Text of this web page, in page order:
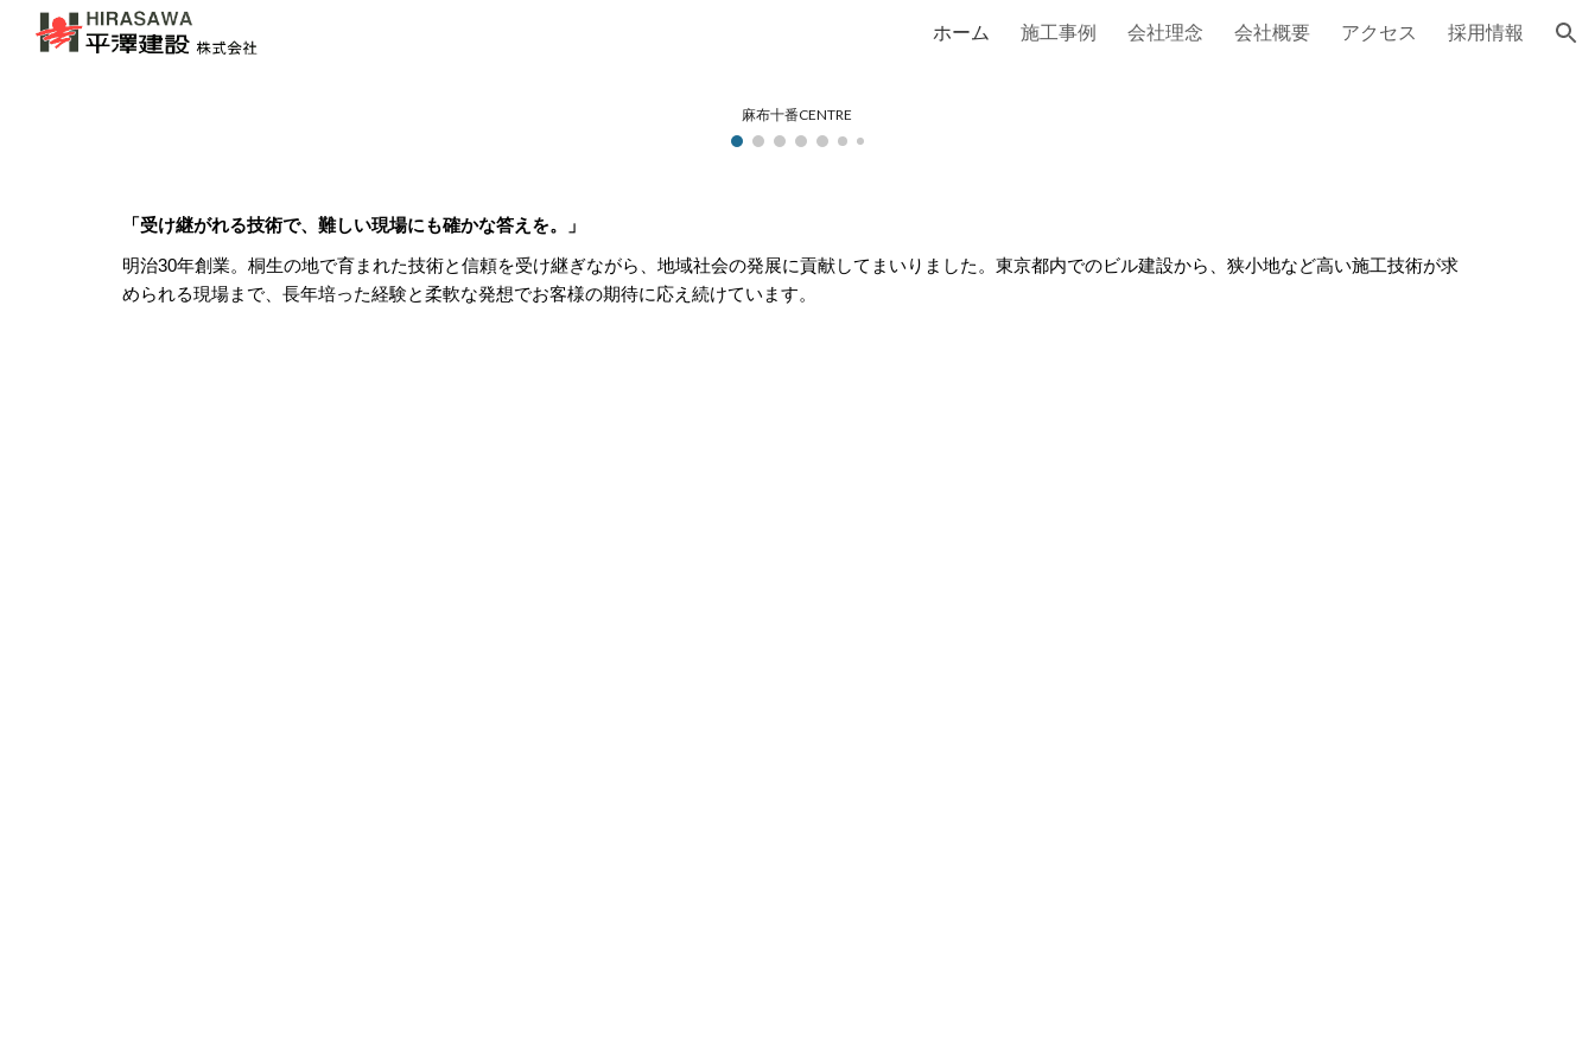
Skip to navigation
ホーム 施工事例 会社理念 会社概要 アクセス 採用情報
THE CITY 北青山
「受け継がれる技術で、難しい現場にも確かな答えを。」
明治30年創業。桐生の地で育まれた技術と信頼を受け継ぎながら、地域社会の発展に貢献してまいりました。東京都内でのビル建設から、狭小地など高い施工技術が求
められる現場まで、長年培った経験と柔軟な発想でお客様の期待に応え続けています。